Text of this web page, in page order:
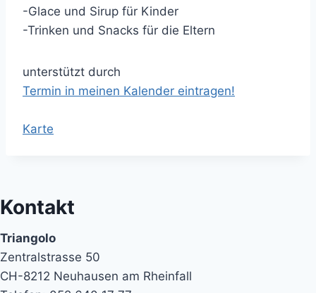
-Glace und Sirup für Kinder
-Trinken und Snacks für die Eltern
unterstützt durch
Termin in meinen Kalender eintragen!
Karte
Kontakt
Triangolo
Zentralstrasse 50
CH-8212 Neuhausen am Rheinfall